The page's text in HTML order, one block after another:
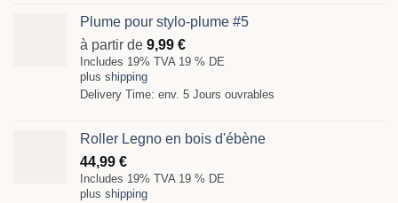
Plume pour stylo-plume #5
à partir de 9,99 €
Includes 19% TVA 19 % DE
plus shipping
Delivery Time: env. 5 Jours ouvrables
Roller Legno en bois d'ébène
44,99 €
Includes 19% TVA 19 % DE
plus shipping